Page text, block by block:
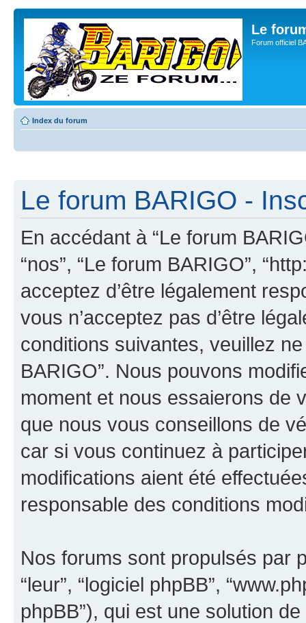
Le
Forum officiel
Index du forum
Le forum BARIGO -
En accédant à “Le forum
“nos”, “Le forum BARIGO”,
acceptez d’être légalement
vous n’acceptez pas d’être
conditions suivantes, veuillez
BARIGO”. Nous pouvons
moment et nous essaierons de
que nous vous conseillons de
car si vous continuez à
modifications aient été
responsable des conditions
Nos forums sont propulsés par
“leur”, “logiciel phpBB”,
phpBB”), qui est une solution